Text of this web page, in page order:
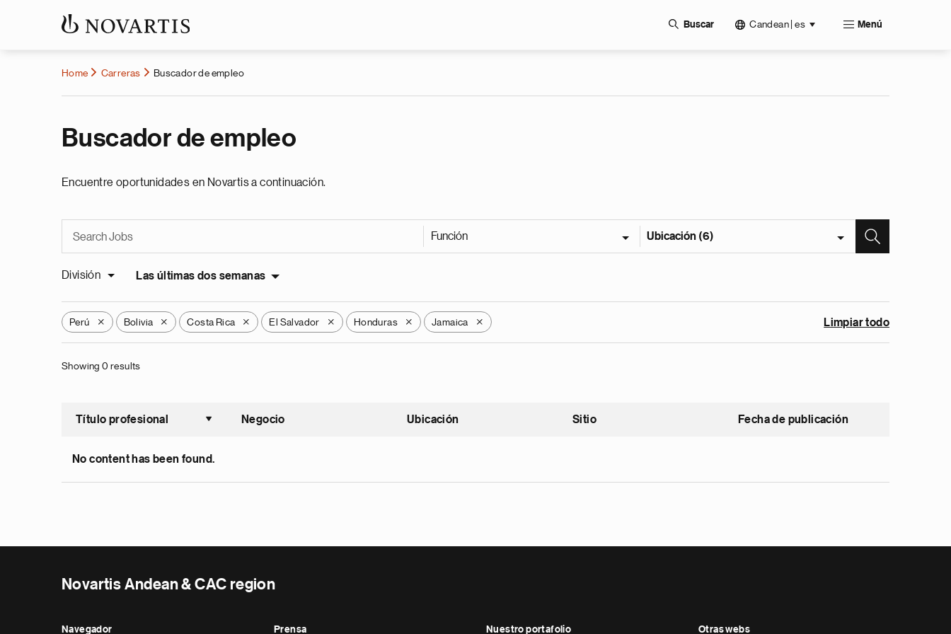
Buscar Candean | es Menú
Home Carreras Buscador de empleo
Buscador de empleo
Encuentre oportunidades en Novartis a continuación.
Función Ubicación (6)
División Las últimas dos semanas
Perú X Bolivia X Costa Rica X El Salvador X Honduras X Jamaica X Limpiar todo
Showing 0 results
Título profesional
Ordenar ascendente
Negocio Ubicación Sitio Fecha de publicación
No content has been found.
Novartis Andean & CAC region
Navegador Prensa Nuestro portafolio Otras webs